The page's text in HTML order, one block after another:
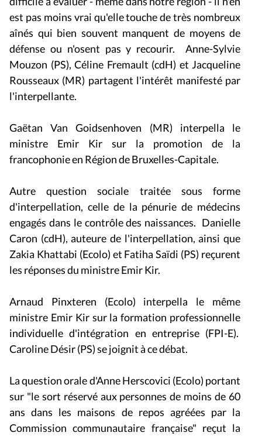
est pas moins vrai qu'elle touche de très nombreux
aînés qui bien souvent manquent de moyens de
défense ou n'osent pas y recourir. Anne-Sylvie
Mouzon (PS), Céline Fremault (cdH) et Jacqueline
Rousseaux (MR) partagent l'intérêt manifesté par
l'interpellante.
Gaëtan Van Goidsenhoven (MR) interpella le
ministre Emir Kir sur la promotion de la
francophonie en Région de Bruxelles-Capitale.
Autre question sociale traitée sous forme
d'interpellation, celle de la pénurie de médecins
engagés dans le contrôle des naissances. Danielle
Caron (cdH), auteure de l'interpellation, ainsi que
Zakia Khattabi (Ecolo) et Fatiha Saïdi (PS) reçurent
les réponses du ministre Emir Kir.
Arnaud Pinxteren (Ecolo) interpella le même
ministre Emir Kir sur la formation professionnelle
individuelle d'intégration en entreprise (FPI-E).
Caroline Désir (PS) se joignit à ce débat.
La question orale d'Anne Herscovici (Ecolo) portant
sur "le sort réservé aux personnes de moins de 60
ans dans les maisons de repos agréées par la
Commission communautaire française" reçut la